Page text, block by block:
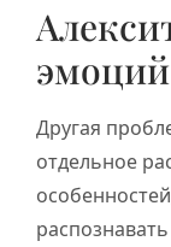
Другая
отдельное